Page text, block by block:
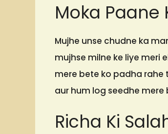
Moka Paane
Mujhe unse chudne ka
mujhse milne ke liye meri
mere bete ko padha rahe
aur hum log seedhe
Richa Ki